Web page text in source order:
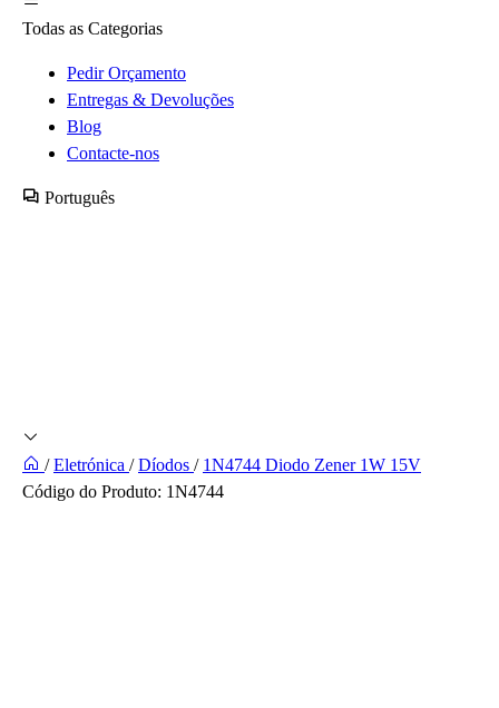
Todas as Categorias
Pedir Orçamento
Entregas & Devoluções
Blog
Contacte-nos
Português
/ Eletrónica / Díodos / 1N4744 Diodo Zener 1W 15V
Código do Produto: 1N4744